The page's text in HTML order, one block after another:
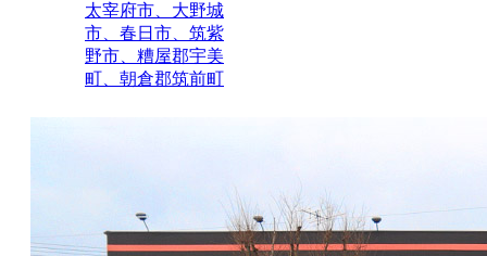
太宰府市、大野城
市、春日市、筑紫
野市、糟屋郡宇美
町、朝倉郡筑前町